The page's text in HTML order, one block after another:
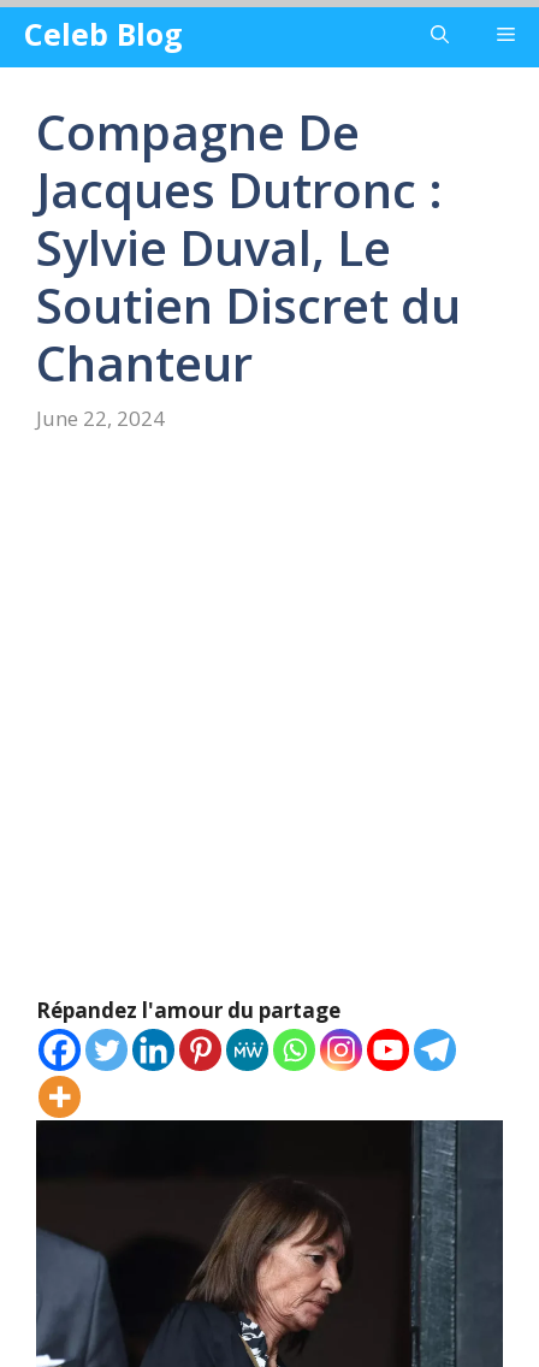
Skip
content
Celeb Blog
Compagne De
Jacques Dutronc :
Sylvie Duval, Le
Soutien Discret du
Chanteur
June 22, 2024
Répandez l'amour du partage